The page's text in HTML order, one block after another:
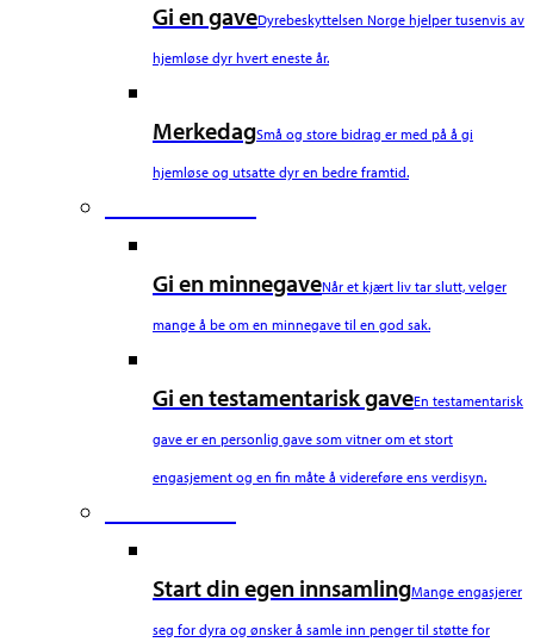
Gi en gaveDyrebeskyttelsen Norge hjelper tusenvis av
hjemløse dyr hvert eneste år.
MerkedagSmå og store bidrag er med på å gi
hjemløse og utsatte dyr en bedre framtid.
Gi en minnegaveNår et kjært liv tar slutt, velger
mange å be om en minnegave til en god sak.
Gi en testamentarisk gaveEn testamentarisk
gave er en personlig gave som vitner om et stort
engasjement og en fin måte å videreføre ens verdisyn.
Start din egen innsamlingMange engasjerer
seg for dyra og ønsker å samle inn penger til støtte for